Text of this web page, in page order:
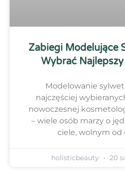
Zabiegi Modelujące
Wybrać Najlepszy
Modelowanie
najczęściej
nowoczesnej
– wiele osób marzy o
ciele, wolnym od
holisticbeauty 20